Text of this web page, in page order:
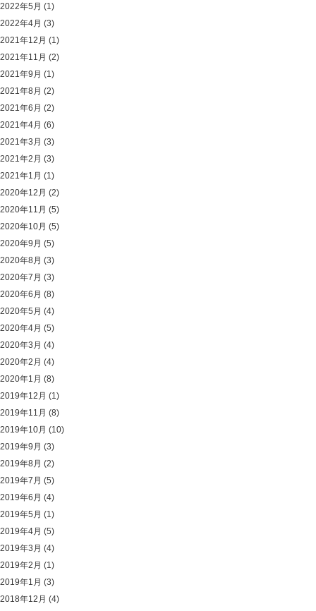
2022年5月 (1)
2022年4月 (3)
2021年12月 (1)
2021年11月 (2)
2021年9月 (1)
2021年8月 (2)
2021年6月 (2)
2021年4月 (6)
2021年3月 (3)
2021年2月 (3)
2021年1月 (1)
2020年12月 (2)
2020年11月 (5)
2020年10月 (5)
2020年9月 (5)
2020年8月 (3)
2020年7月 (3)
2020年6月 (8)
2020年5月 (4)
2020年4月 (5)
2020年3月 (4)
2020年2月 (4)
2020年1月 (8)
2019年12月 (1)
2019年11月 (8)
2019年10月 (10)
2019年9月 (3)
2019年8月 (2)
2019年7月 (5)
2019年6月 (4)
2019年5月 (1)
2019年4月 (5)
2019年3月 (4)
2019年2月 (1)
2019年1月 (3)
2018年12月 (4)